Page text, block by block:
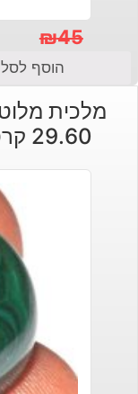
₪45
המקורי
היה:
₪45.
הנוכחי
הוא:
₪30.
הוסף לסל
מלכית
29.60 קרט במידה: 10*16*16 מ"מ